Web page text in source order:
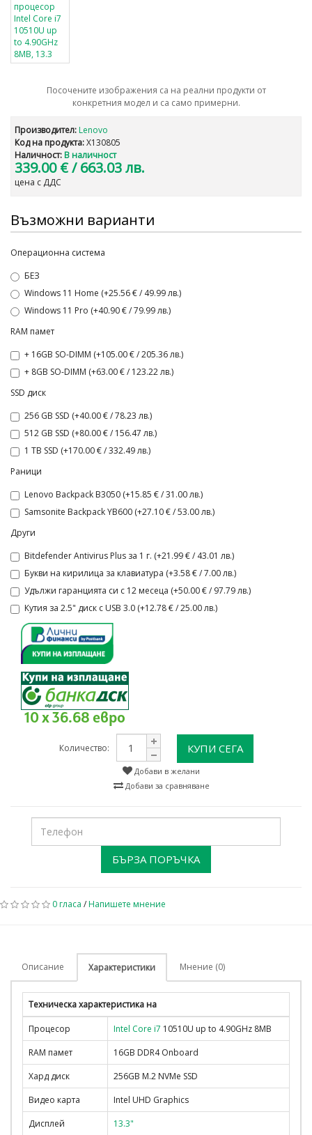
Посочените изображения са на реални продукти от
конкретния модел и са само примерни.
Производител: Lenovo
Код на продукта:X130805
Наличност: В наличност
339.00 €/ 663.03 лв.
цена с ДДС
Възможни варианти
Операционна система
БЕЗ
Windows 11 Home (+25.56 € / 49.99 лв.)
Windows 11 Pro (+40.90 € / 79.99 лв.)
RAM памет
+ 16GB SO-DIMM (+105.00 € / 205.36 лв.)
+ 8GB SO-DIMM (+63.00 € / 123.22 лв.)
SSD диск
256 GB SSD (+40.00 € / 78.23 лв.)
512 GB SSD (+80.00 € / 156.47 лв.)
1 TB SSD (+170.00 € / 332.49 лв.)
Раници
Lenovo Backpack B3050 (+15.85 € / 31.00 лв.)
Samsonite Backpack YB600 (+27.10 € / 53.00 лв.)
Други
Bitdefender Antivirus Plus за 1 г. (+21.99 € / 43.01 лв.)
Букви на кирилица за клавиатура (+3.58 € / 7.00 лв.)
Удължи гаранцията си с 12 месеца (+50.00 € / 97.79 лв.)
Кутия за 2.5" диск с USB 3.0 (+12.78 € / 25.00 лв.)
10 x 36.68 евро
Количество: КУПИ СЕГА
Добави в желани
Добави за сравняване
БЪРЗА ПОРЪЧКА
0 гласа /Напишете мнение
Описание Характеристики Мнение (0)
Техническа характеристика на
Процесор Intel Core i7 10510U up to 4.90GHz 8MB
RAM памет
16GB DDR4 Onboard
Хард диск
256GB M.2 NVMe SSD
Видео карта
Intel UHD Graphics
Дисплей
13.3"